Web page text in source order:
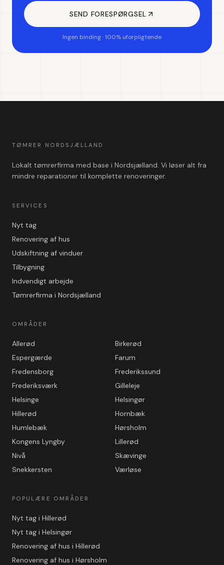
SEND FORESPØRGSEL
Ingen binding · 100% uforpligtende
TØMRER NORDSJÆLLAND
Lokalt tømrerfirma med base i Nordsjælland. Vi løser alt fra
mindre reparationer til komplette renoveringer.
SERVICES
Nyt tag
Renovering af hus
Udskiftning af vinduer
Tilbygning
Indvendigt arbejde
Tømrerfirma i Nordsjælland
OMRÅDER
Allerød
Birkerød
Espergærde
Farum
Fredensborg
Frederikssund
Frederiksværk
Gilleleje
Helsinge
Helsingør
Hillerød
Hornbæk
Humlebæk
Hørsholm
Kongens Lyngby
Lillerød
Nivå
Skævinge
Snekkersten
Værløse
POPULÆRE OMRÅDER
Nyt tag i Hillerød
Nyt tag i Helsingør
Renovering af hus i Hillerød
Renovering af hus i Hørsholm